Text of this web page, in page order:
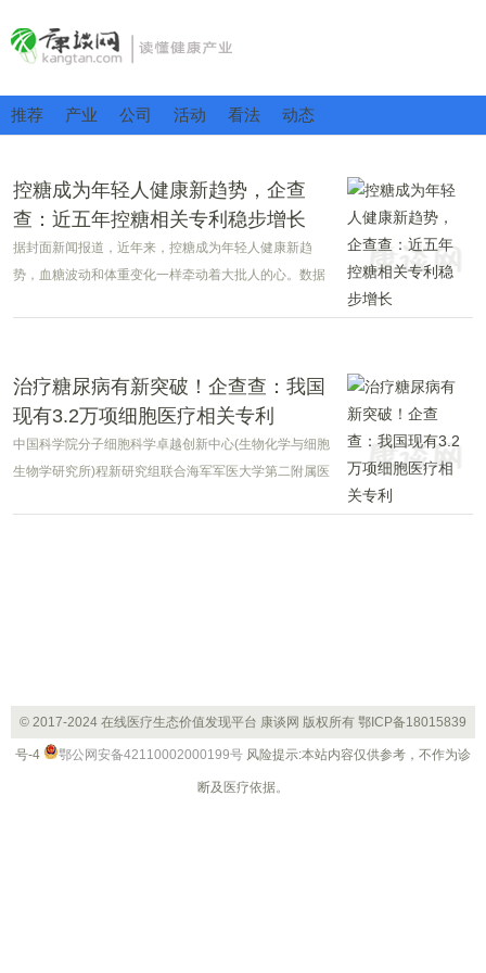
推荐 产业 公司 活动 看法 动态
控糖成为年轻人健康新趋势，企查
查：近五年控糖相关专利稳步增长
据封面新闻报道，近年来，控糖成为年轻人健康新趋
势，血糖波动和体重变化一样牵动着大批人的心。数据
治疗糖尿病有新突破！企查查：我国
现有3.2万项细胞医疗相关专利
中国科学院分子细胞科学卓越创新中心(生物化学与细胞
生物学研究所)程新研究组联合海军军医大学第二附属医
© 2017-2024 在线医疗生态价值发现平台 康谈网 版权所有 鄂ICP备18015839
号-4 鄂公网安备42110002000199号 风险提示:本站内容仅供参考，不作为诊
断及医疗依据。